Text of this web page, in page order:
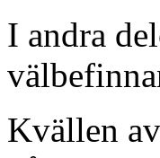
I andra
Kvällen